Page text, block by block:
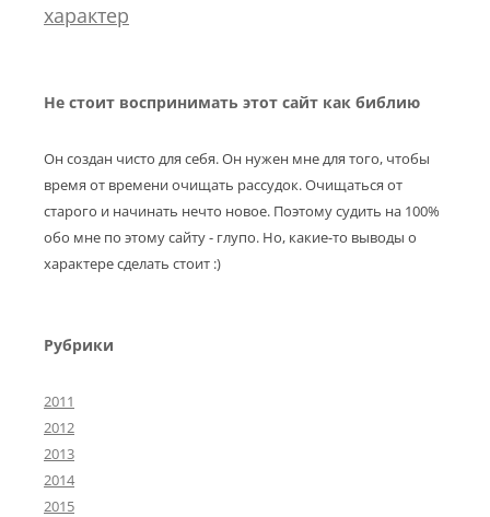
характер
Не стоит воспринимать этот сайт как библию
Он создан чисто для себя. Он нужен мне для того, чтобы
время от времени очищать рассудок. Очищаться от
старого и начинать нечто новое. Поэтому судить на 100%
обо мне по этому сайту - глупо. Но, какие-то выводы о
характере сделать стоит :)
Рубрики
2011
2012
2013
2014
2015